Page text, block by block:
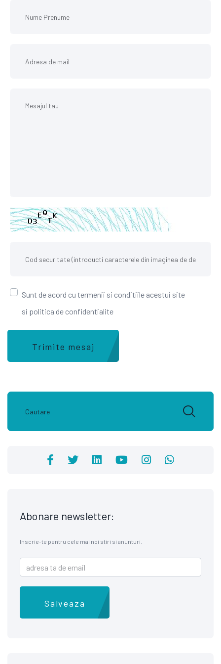
Sunt de acord cu termenii si conditiile acestui site
si politica de confidentialite
Trimite mesaj
Abonare newsletter:
Inscrie-te pentru cele mai noi stiri si anunturi.
Salveaza